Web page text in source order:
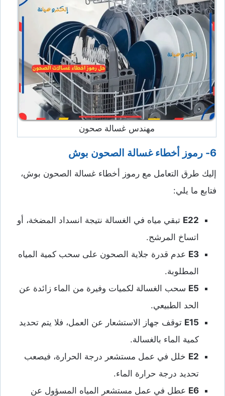
مهندس غسالة صحون
6- رموز أخطاء غسالة الصحون بوش
إليك طرق التعامل مع رموز أخطاء غسالة الصحون بوش،
فتابع ما يلي:
E22 تبقي مياه في الغسالة نتيجة انسداد المضخة، أو
اتساخ المرشح.
E3 عدم قدرة جلاية الصحون على سحب كمية المياه
المطلوبة.
E5 سحب الغسالة لكميات وفيرة من الماء زائدة عن
الحد الطبيعي.
E15 توقف جهاز الاستشعار عن العمل، فلا يتم تحديد
كمية الماء بالغسالة.
E2 خلل في عمل مستشعر درجة الحرارة، فيصعب
تحديد درجة حرارة الماء.
E6 عطل في عمل مستشعر المياه المسؤول عن